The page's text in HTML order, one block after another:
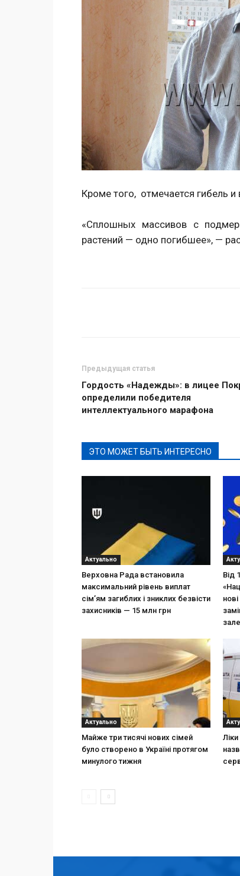
Кроме того, отмечается гибель и
«Сплошных массивов с
растений — одно погибшее», —
Предыдущая статья
Гордость «Надежды»: в лицее
определили победителя
интеллектуального марафона
ЭТО МОЖЕТ БЫТЬ ИНТЕРЕСНО
Актуально
Верховна Рада встановила
максимальний рівень виплат
сім’ям загиблих і зниклих безвісти
захисників — 15 млн грн
Від
Актуально
Майже три тисячі нових сімей
було створено в Україні протягом
минулого тижня